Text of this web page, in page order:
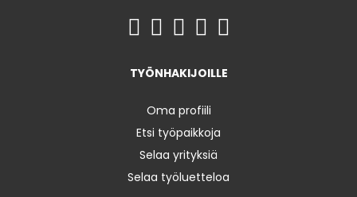
TYÖNHAKIJOILLE
Oma profiili
Etsi työpaikkoja
Selaa yrityksiä
Selaa työluetteloa